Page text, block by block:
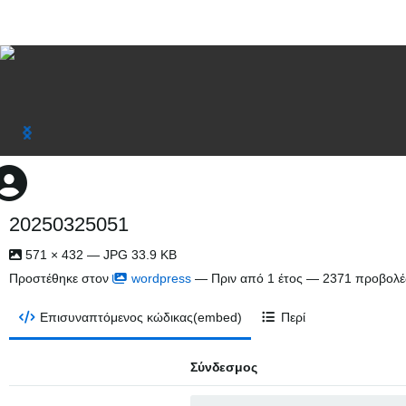
20250325051
571 × 432 — JPG 33.9 KB
Προστέθηκε στον
wordpress — Πριν από 1 έτος — 2371
Επισυναπτόμενος κώδικας(embed) Περί
Σύνδεσμος